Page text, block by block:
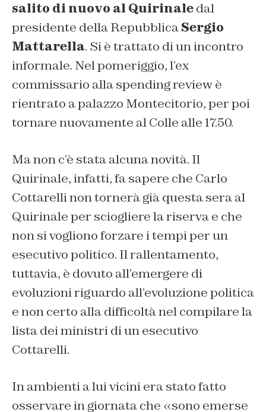
salito di nuovo al Quirinaledal
presidente della RepubblicaSergio
Mattarella. Si è trattato di un incontro
informale. Nel pomeriggio, l’ex
commissario alla spending review è
rientrato a palazzo Montecitorio, per poi
tornare nuovamente al Colle alle 17.50.
Ma non c’è stata alcuna novità. Il
Quirinale, infatti, fa sapere che Carlo
Cottarelli non tornerà già questa sera al
Quirinale per sciogliere la riserva e che
non si vogliono forzare i tempi per un
esecutivo politico. Il rallentamento,
tuttavia, è dovuto all’emergere di
evoluzioni riguardo all’evoluzione politica
e non certo alla difficoltà nel compilare la
lista dei ministri di un esecutivo
Cottarelli.
In ambienti a lui vicini era stato fatto
osservare in giornata che «sono emerse